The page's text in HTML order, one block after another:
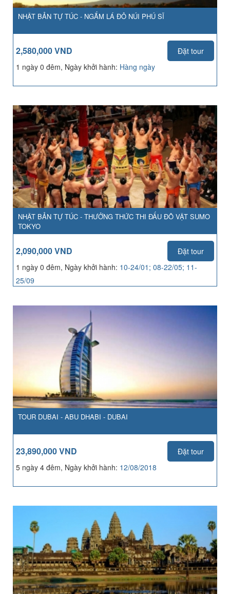
NHẬT BẢN TỰ TÚC - NGẮM LÁ ĐỎ NÚI PHÚ SĨ
2,580,000 VND
Đặt tour
1 ngày 0 đêm, Ngày khởi hành: Hàng ngày
NHẬT BẢN TỰ TÚC - THƯỞNG THỨC THI ĐẤU ĐÔ VẬT SUMO
TOKYO
2,090,000 VND
Đặt tour
1 ngày 0 đêm, Ngày khởi hành: 10-24/01; 08-22/05; 11-
25/09
TOUR DUBAI - ABU DHABI - DUBAI
23,890,000 VND
Đặt tour
5 ngày 4 đêm, Ngày khởi hành: 12/08/2018